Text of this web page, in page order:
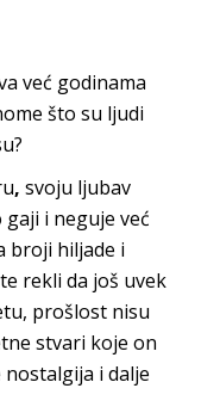
već godinama
što su ljudi
,svoju ljubav
i neguje već
broji hiljade i
rekli da još uvek
prošlost nisu
stvari koje on
i dalje